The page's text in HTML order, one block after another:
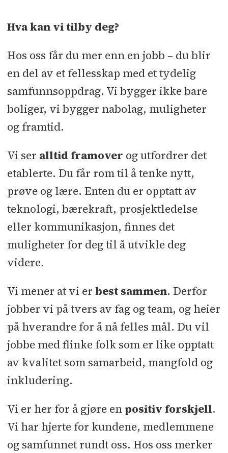
Hva kan vi tilby deg?
Hos oss får du mer enn en jobb – du blir
en del av et fellesskap med et tydelig
samfunnsoppdrag. Vi bygger ikke bare
boliger, vi bygger nabolag, muligheter
og framtid.
Vi ser alltid framover og utfordrer det
etablerte. Du får rom til å tenke nytt,
prøve og lære. Enten du er opptatt av
teknologi, bærekraft, prosjektledelse
eller kommunikasjon, finnes det
muligheter for deg til å utvikle deg
videre.
Vi mener at vi er best sammen. Derfor
jobber vi på tvers av fag og team, og heier
på hverandre for å nå felles mål. Du vil
jobbe med flinke folk som er like opptatt
av kvalitet som samarbeid, mangfold og
inkludering.
Vi er her for å gjøre enpositiv forskjell.
Vi har hjerte for kundene, medlemmene
og samfunnet rundt oss. Hos oss merker